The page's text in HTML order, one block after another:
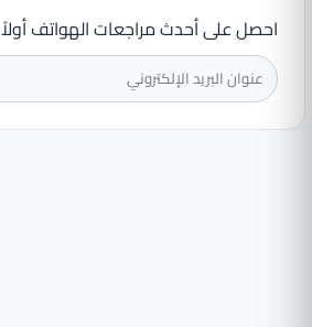
احصل على أحدث مراجعات الهواتف أولاً